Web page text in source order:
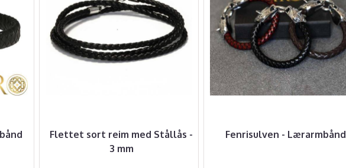
Flettet sort reim med Stållås -
3 mm
Fenrisulven - Lærarmbånd